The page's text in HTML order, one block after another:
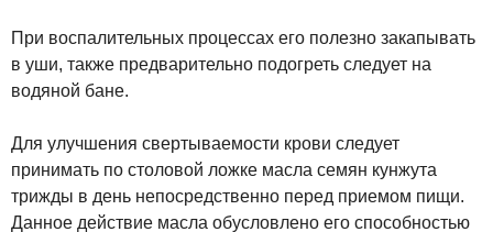
При воспалительных процессах его полезно закапывать
в уши, также предварительно подогреть следует на
водяной бане.
Для улучшения свертываемости крови следует
принимать по столовой ложке масла семян кунжута
трижды в день непосредственно перед приемом пищи.
Данное действие масла обусловлено его способностью